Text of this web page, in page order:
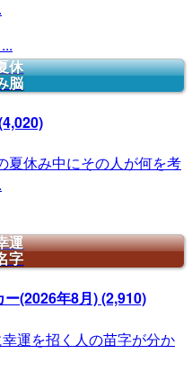
...
休
脳
夏休み中にその人が何を考
運
字
(2026年8月)(2,910)
運を招く人の苗字が分か